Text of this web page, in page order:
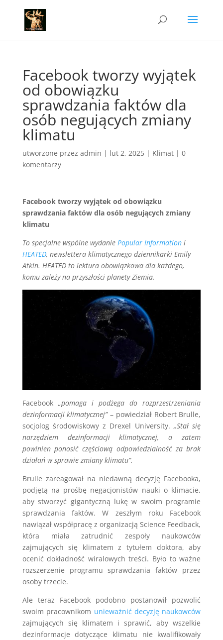
Facebook tworzy wyjątek
od obowiązku
sprawdzania faktów dla
osób negujących zmiany
klimatu
utworzone przez admin | lut 2, 2025| Klimat| 0
komentarzy
Facebook tworzy wyjątek od obowiązku
sprawdzania faktów dla osób negujących zmiany
klimatu
To specjalne wspólne wydanie Popular Informationi
HEATED, newslettera klimatycznego dziennikarki Emily
Atkin. HEATED to lektura obowiązkowa dla każdego,
komu zależy na przyszłości planety Ziemia.
Facebook „pomaga i podżega do rozprzestrzeniania
dezinformacji klimatycznej”– powiedział Robert Brulle,
socjolog środowiskowy z Drexel University. „Stał się
narzędziem dezinformacji klimatycznej, a zatem
powinien ponosić częściową odpowiedzialność za brak
działań w sprawie zmiany klimatu”.
Brulle zareagował na niedawną decyzję Facebooka,
podjętą na prośbę negacjonistów nauki o klimacie,
aby stworzyć gigantyczną lukę w swoim programie
sprawdzania faktów. W zeszłym roku Facebook
nawiązał współpracę z organizacją Science Feedback,
która miała zatrudnić zespoły naukowców
zajmujących się klimatem z tytułem doktora, aby
ocenić dokładność wiralowych treści. Było to ważne
rozszerzenie programu sprawdzania faktów przez
osoby trzecie.
Ale teraz Facebook podobno postanowił pozwolić
swoim pracownikom unieważnić decyzję naukowców
zajmujących się klimatem i sprawić, aby wszelkie
dezinformacje dotyczące klimatu nie kwalifikowały